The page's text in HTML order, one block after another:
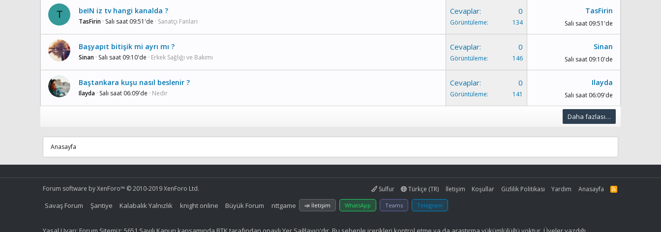
T beIN iz tv hangi kanalda ?
TasFirin Salı saat 09:51'de Sanatçı Fanları
Cevaplar 0
Görüntüleme 134
TasFirin
Salı saat 09:51'de
Başyapıt bitişik mi ayrı mı ?
Sinan Salı saat 09:10'de Erkek Sağlığı ve Bakımı
Cevaplar 0
Görüntüleme 146
Sinan
Salı saat 09:10'de
Baştankara kuşu nasıl beslenir ?
Ilayda Salı saat 06:09'de Nedir
Cevaplar 0
Görüntüleme 141
Ilayda
Salı saat 06:09'de
Daha fazlası…
Anasayfa
Forum software by XenForo™ © 2010-2019 XenForo Ltd. Sulfur Türkçe (TR) İletişim Koşullar Gizlilik Politikası Yardım Anasayfa
R
S
Savaş Forum Şantiye Kalabalık Yalnızlık knight online Büyük Forum nttgame 📣 İletişim WhatsApp Teams Telegram